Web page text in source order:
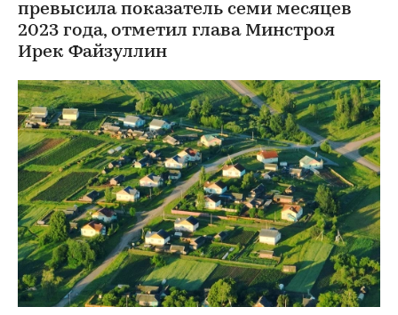
превысила показатель семи месяцев
2023 года, отметил глава Минстроя
Ирек Файзуллин